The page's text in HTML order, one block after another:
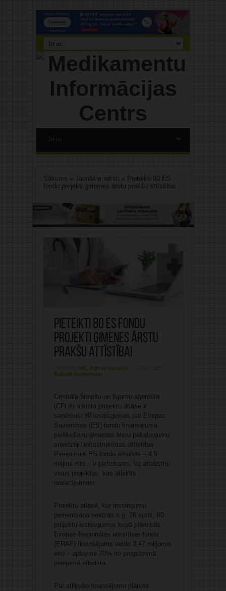
Sākums » Jaunākie raksti » Pieteikti 80 ES
fondu projekti ģimenes ārstu prakšu attīstībai
Pieteikti 80 ES fondu
projekti ģimenes ārstu
prakšu attīstībai
MIC Administrācija
Rakstīt komentāru
Centrālā finanšu un līgumu aģentūra
(CFLA) atklātā projektu atlasē ir
saņēmusi 80 iesniegumus par Eiropas
Savienības (ES) fondu finansējuma
piešķiršanu ģimenes ārstu pakalpojumu
sniedzēju infrastruktūras attīstībai.
Pieejamais ES fondu atbalsts – 4,9
miljoni eiro – ir pietiekams, lai atbalstītu
visus projektus, kas atbildīs
nosacījumiem.
Projektu atlasē, kur iesniegumu
pieņemšana beidzās š.g. 28.aprīlī, 80
projektu iesniegumos kopā plānotais
Eiropas Reģionālās attīstības fonda
(ERAF) finansējums veido 3,47 miljonus
eiro – aptuveni 70% no programmā
pieejamā atbalsta.
Par atlikušo finansējumu plānots